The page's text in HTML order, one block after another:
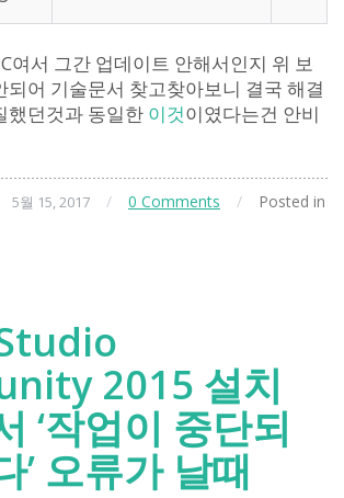
여서 그간 업데이트 안해서인지 위 보
되어 기술문서 찾고찾아보니 결국 해결
했던것과 동일한 이것이였다는건 안비
5월 15, 2017 / 0 Comments /
Posted in
2015 설치
‘작업이 중단되
’ 오류가 날때